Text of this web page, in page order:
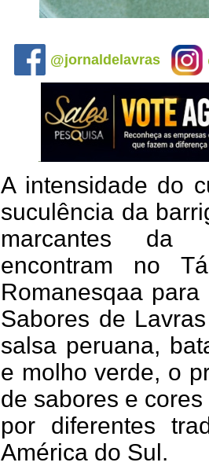
@jornaldelavras
A intensidade do
suculência da
marcantes da
encontram no
Romanesqaa
Sabores de
salsa peruana,
e molho verde, o
de sabores e
por diferentes
América do Sul.